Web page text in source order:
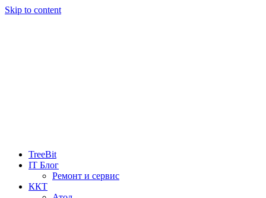
Skip to content
TreeBit
IT Блог
Ремонт и сервис
ККТ